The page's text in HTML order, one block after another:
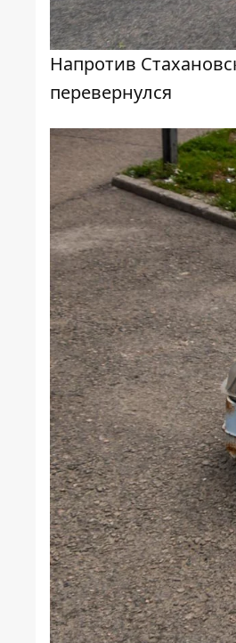
Напротив
перевернулся